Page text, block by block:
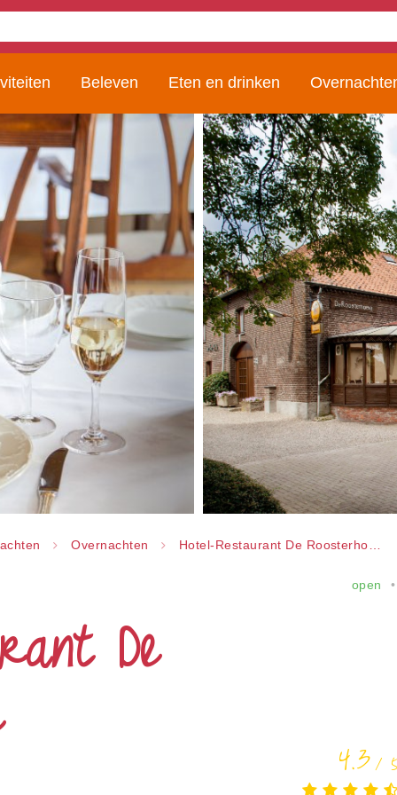
Beleven Eten en drinken
Overnachten Hotel-Restaurant De Roosterhoeve
open
De
4.3/